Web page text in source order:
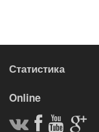
Статистика
Online